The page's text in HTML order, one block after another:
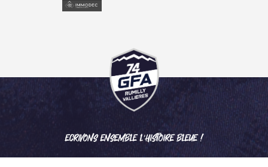
ECRIVONS ENSEMBLE L'HISTOIRE BLEUE !